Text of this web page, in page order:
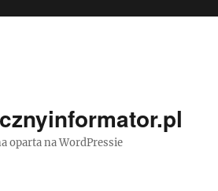
oparta na WordPressie